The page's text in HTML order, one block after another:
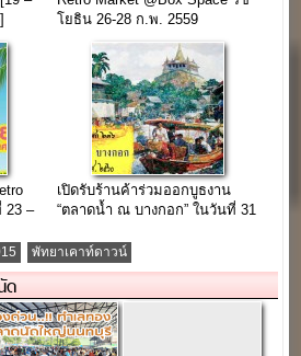
โยธิน 26-28 ก.พ. 2559
23 –
เปิดรับร้านค้าร่วมออกบูธงาน
“ตลาดน้ำ ณ บางกอก” ในวันที่ 31
พัทยาเคาท์ดาวน์
ด